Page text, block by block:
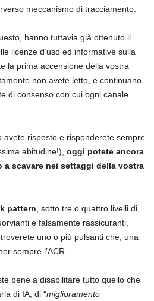
meccanismo di tracciamento.
hanno tuttavia già ottenuto il
licenze d’uso ed informative sulla
la prima accensione della vostra
non avete letto, e continuano
di consenso con cui ogni canale
avete risposto e risponderete sempre
abitudine!), oggi potete ancora
a scavare nei settaggi della vostra
pattern , sotto tre o quattro livelli di
e falsamente rassicuranti,
uno o più pulsanti che, una
sempre l’ACR.
bene a disabilitare tutto quello che
di IA, di “miglioramento